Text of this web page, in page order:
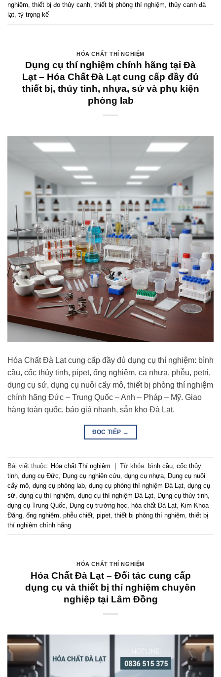
nghiệm thiết bị đo thủy canh thiết bị phòng thí nghiệm thủy canh đà
lạt tỷ trọng kế
HÓA CHẤT THÍ NGHIỆM
Dụng cụ thí nghiệm chính hãng tại Đà
Lạt – Hóa Chất Đà Lạt cung cấp đầy đủ
thiết bị, thủy tinh, nhựa, sứ và phụ kiện
phòng lab
Hóa Chất Đà Lạt cung cấp đầy đủ dụng cụ thí nghiệm: bình
cầu, cốc thủy tinh, pipet, ống nghiệm, ca nhựa, phễu, petri,
dụng cụ sứ, dụng cụ nuôi cấy mô, thiết bị phòng thí nghiệm
chính hãng Đức – Trung Quốc – Anh – Pháp – Mỹ. Giao
hàng toàn quốc, báo giá nhanh, sẵn kho Đà Lạt.
ĐỌC TIẾP →
Bài viết thuộc: Hóa chất Thí nghiệm | Từ khóa: bình cầu cốc thủy
tinh dụng cụ Đức Dụng cụ nghiên cứu dụng cụ nhựa Dụng cụ nuôi
cấy mô dụng cụ phòng lab dụng cụ phòng thí nghiệm Đà Lạt dụng cụ
sứ dụng cụ thí nghiệm dụng cụ thí nghiệm Đà Lạt Dụng cụ thủy tinh
dụng cụ Trung Quốc
Dụng cụ trường học hóa chất Đà Lạt Kim Khoa
Đăng ống nghiệm phễu chiết pipet thiết bị phòng thí nghiệm thiết bị
thí nghiệm chính hãng
HÓA CHẤT THÍ NGHIỆM
Hóa Chất Đà Lạt – Đối tác cung cấp
dụng cụ và thiết bị thí nghiệm chuyên
nghiệp tại Lâm Đồng